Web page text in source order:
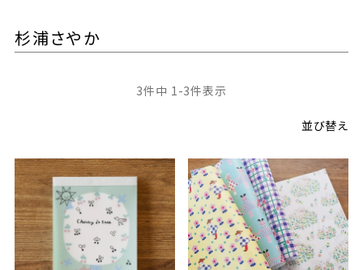
杉浦さやか
並び替え
3件中 1 -3件表示